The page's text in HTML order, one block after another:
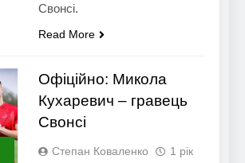
Свонсі.
Read More
Офіційно: Микола
Кухаревич – гравець
Свонсі
Степан Коваленко
1 рік